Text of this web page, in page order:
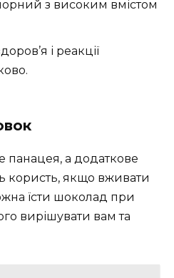
з високим вмістом
і реакції
панацея, а додаткове
користь, якщо вживати
їсти шоколад при
вирішувати вам та